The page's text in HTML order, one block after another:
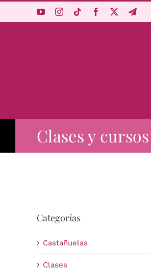
Clases y
Categorías
Castañuelas
Clases